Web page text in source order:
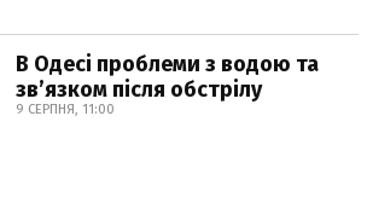
В Одесі проблеми з водою та
звʼязком після обстрілу
9 СЕРПНЯ, 11:00